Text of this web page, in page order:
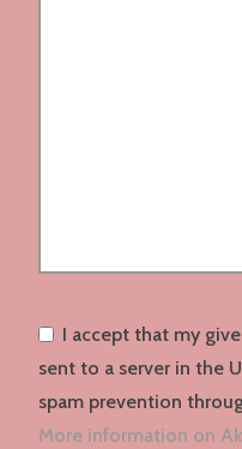
I accept that my
sent to a server in the
spam prevention
More information on